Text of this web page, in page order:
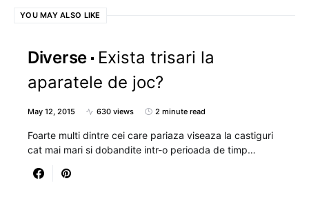
YOU MAY ALSO LIKE
Diverse
Exista trisari la
aparatele de joc?
May 12, 2015 630 views 2 minute read
Foarte multi dintre cei care pariaza viseaza la castiguri
cat mai mari si dobandite intr-o perioada de timp…